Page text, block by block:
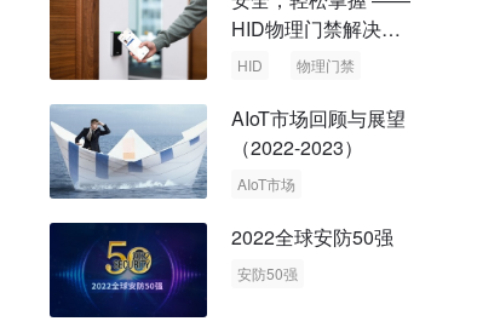
HID物理门禁解决方
案，启动智慧安全新
HID 物理门禁
AIoT市场回顾与展望
（2022-2023）
AIoT市场
2022全球安防50强
安防50强